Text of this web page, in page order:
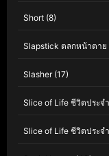
Short (8)
Slapstick ตลกหน้าตาย
Slasher(17)
Slice of Life ชีวิตประจ
Slice of Life ชีวิตประจ